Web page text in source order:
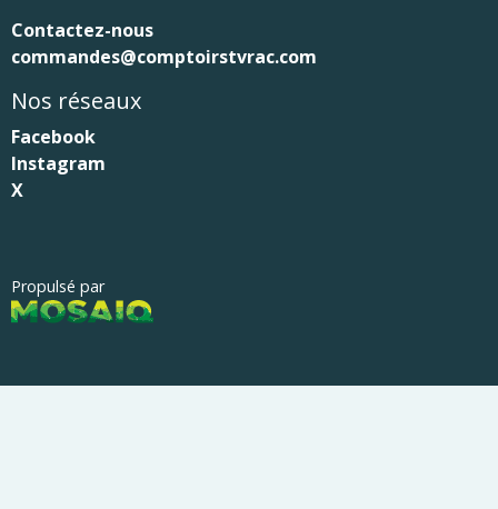
Contactez-nous
commandes@comptoirstvrac.com
Nos réseaux
Facebook
Instagram
X
Propulsé par